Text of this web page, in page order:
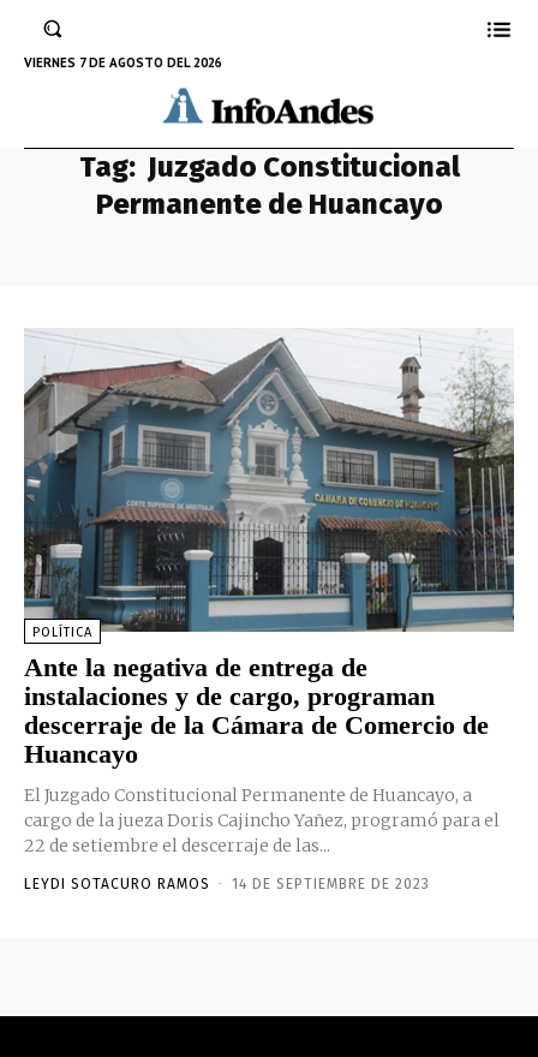
VIERNES 7 DE AGOSTO DEL 2026
Tag: Juzgado Constitucional
Permanente de Huancayo
POLÍTICA
Ante la negativa de entrega de
instalaciones y de cargo, programan
descerraje de la Cámara de Comercio de
Huancayo
El Juzgado Constitucional Permanente de Huancayo, a
cargo de la jueza Doris Cajincho Yañez, programó para el
22 de setiembre el descerraje de las...
LEYDI SOTACURO RAMOS - 14 DE SEPTIEMBRE DE 2023